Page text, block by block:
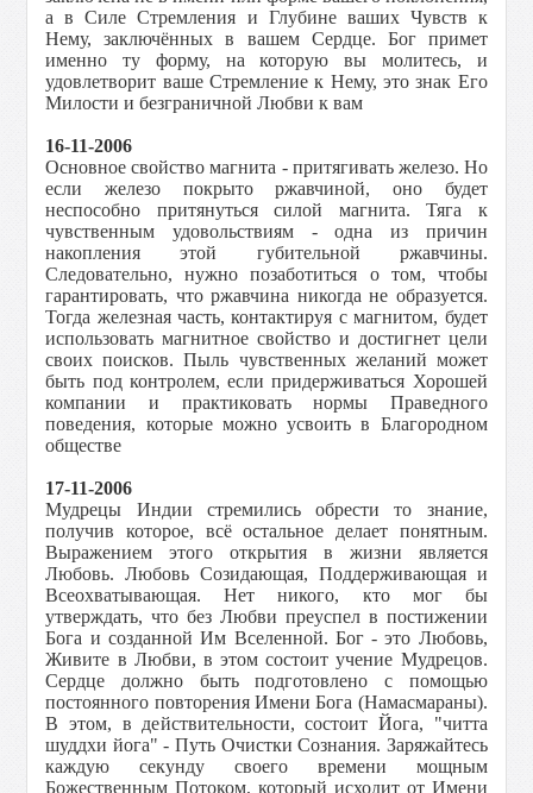
а в Силе Стремления и Глубине ваших Чувств к
Нему, заключённых в вашем Сердце. Бог примет
именно ту форму, на которую вы молитесь, и
удовлетворит ваше Стремление к Нему, это знак Его
Милости и безграничной Любви к вам
16-11-2006
Основное свойство магнита - притягивать железо. Но
если железо покрыто ржавчиной, оно будет
неспособно притянуться силой магнита. Тяга к
чувственным удовольствиям - одна из причин
накопления этой губительной ржавчины.
Следовательно, нужно позаботиться о том, чтобы
гарантировать, что ржавчина никогда не образуется.
Тогда железная часть, контактируя с магнитом, будет
использовать магнитное свойство и достигнет цели
своих поисков. Пыль чувственных желаний может
быть под контролем, если придерживаться Хорошей
компании и практиковать нормы Праведного
поведения, которые можно усвоить в Благородном
обществе
17-11-2006
Мудрецы Индии стремились обрести то знание,
получив которое, всё остальное делает понятным.
Выражением этого открытия в жизни является
Любовь. Любовь Созидающая, Поддерживающая и
Всеохватывающая. Нет никого, кто мог бы
утверждать, что без Любви преуспел в постижении
Бога и созданной Им Вселенной. Бог - это Любовь,
Живите в Любви, в этом состоит учение Мудрецов.
Сердце должно быть подготовлено с помощью
постоянного повторения Имени Бога (Намасмараны).
В этом, в действительности, состоит Йога, "читта
шуддхи йога" - Путь Очистки Сознания. Заряжайтесь
каждую секунду своего времени мощным
Божественным Потоком, который исходит от Имени